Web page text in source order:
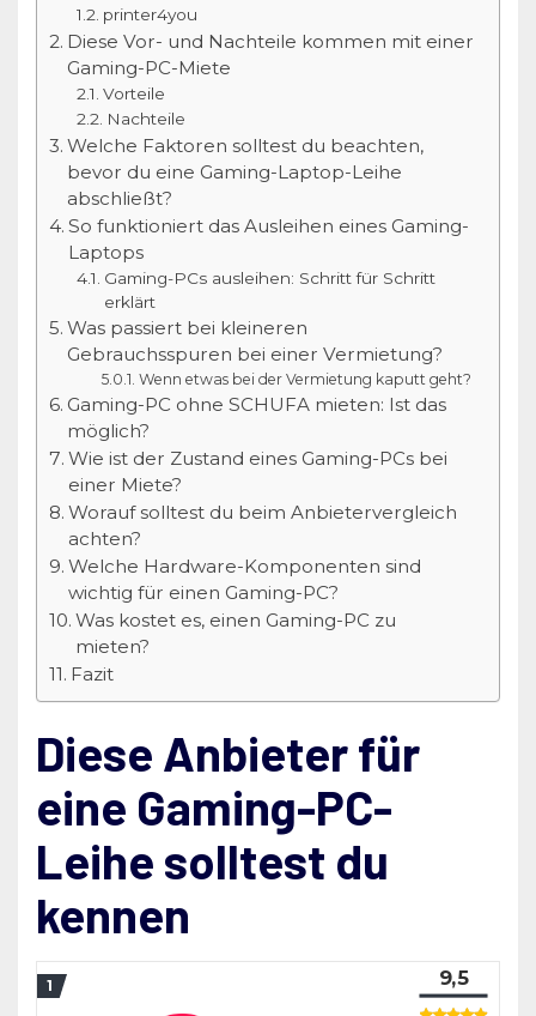
printer4you
Diese Vor- und Nachteile kommen mit einer
Gaming-PC-Miete
Vorteile
Nachteile
Welche Faktoren solltest du beachten,
bevor du eine Gaming-Laptop-Leihe
abschließt?
So funktioniert das Ausleihen eines Gaming-
Laptops
Gaming-PCs ausleihen: Schritt für Schritt
erklärt
Was passiert bei kleineren
Gebrauchsspuren bei einer Vermietung?
Wenn etwas bei der Vermietung kaputt geht?
Gaming-PC ohne SCHUFA mieten: Ist das
möglich?
Wie ist der Zustand eines Gaming-PCs bei
einer Miete?
Worauf solltest du beim Anbietervergleich
achten?
Welche Hardware-Komponenten sind
wichtig für einen Gaming-PC?
Was kostet es, einen Gaming-PC zu
mieten?
Fazit
Diese Anbieter für
eine Gaming-PC-
Leihe solltest du
kennen
9,5